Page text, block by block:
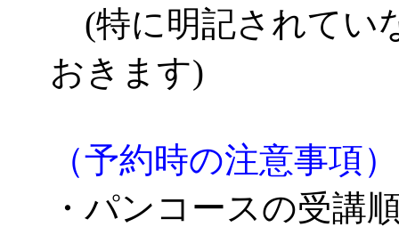
(特に明記されてい
おきます)
（予約時の注意事項）
・パンコースの受講